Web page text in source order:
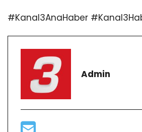
#Kanal3AnaHaber
Admin